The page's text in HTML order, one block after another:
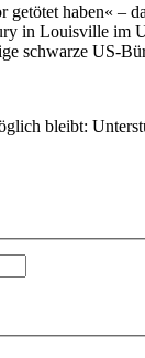
haben« –
in Louisville im
schwarze US-
bleibt: